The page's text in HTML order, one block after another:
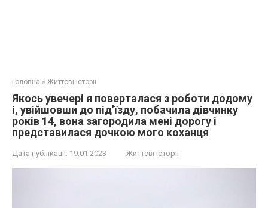
Головна » Життєві історії
Якось увечері я поверталася з роботи додому
і, увійшовши до під’їзду, побачила дівчинку
років 14, вона загородила мені дорогу і
представилася дочкою мого коханця
Дата публікації: 19.01.2023 Життєві історії